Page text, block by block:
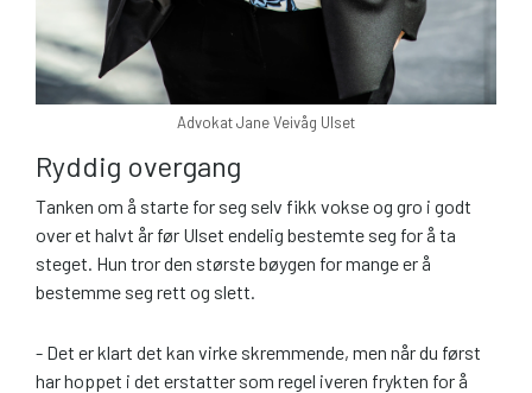
Advokat Jane Veivåg Ulset
Ryddig overgang
Tanken om å starte for seg selv fikk vokse og gro i godt
over et halvt år før Ulset endelig bestemte seg for å ta
steget. Hun tror den største bøygen for mange er å
bestemme seg rett og slett.
- Det er klart det kan virke skremmende, men når du først
har hoppet i det erstatter som regel iveren frykten for å